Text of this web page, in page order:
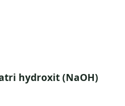
hydroxit (NaOH)